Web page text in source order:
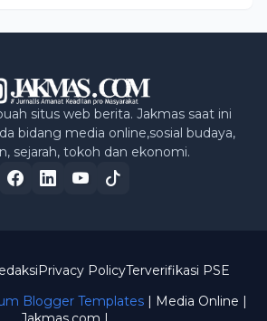
situs web berita. Jakmas saat ini
bidang media online,sosial budaya,
sejarah, tokoh dan ekonomi.
Blogger Templates| Media Online |
Privacy PolicyTerverifikasi PSE